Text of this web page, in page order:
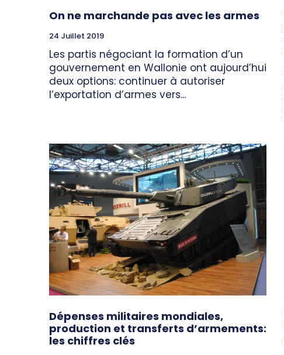
On ne marchande pas avec les armes
24 Juillet 2019
Les partis négociant la formation d’un
gouvernement en Wallonie ont aujourd’hui
deux options: continuer à autoriser
l’exportation d’armes vers...
Dépenses militaires mondiales,
production et transferts d’armements:
les chiffres clés